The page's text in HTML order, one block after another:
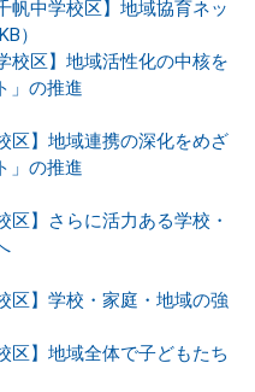
中学校区】地域協育ネッ
）
区】地域活性化の中核を
」の推進
】地域連携の深化をめざ
」の推進
】さらに活力ある学校・
】学校・家庭・地域の強
】地域全体で子どもたち